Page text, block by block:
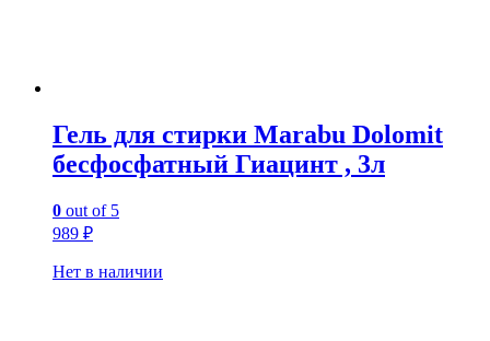
Гель для стирки Marabu Dolomit
бесфосфатный Гиацинт , 3л
0 out of 5
989 ₽
Нет в наличии